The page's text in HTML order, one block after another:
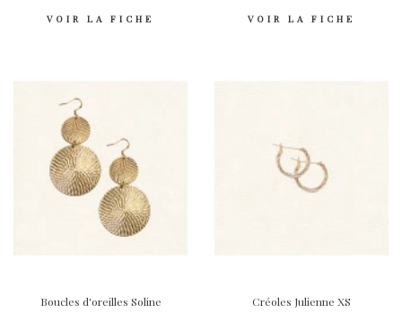
VOIR LA FICHE VOIR LA FICHE
Boucles d'oreilles Soline Créoles Julienne XS